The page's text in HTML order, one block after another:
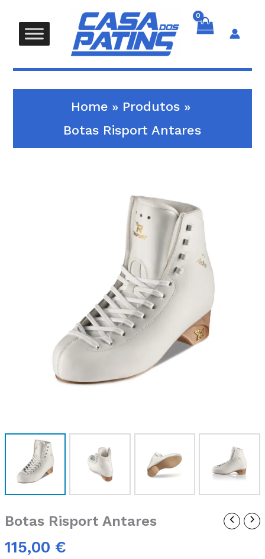
content
Home
Produtos
Botas Risport Antares
Botas Risport Antares
115,00 €